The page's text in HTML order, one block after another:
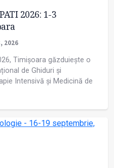
2026: 1-3
2026
Timișoara găzduiește o
de Ghiduri și
Intensivă și Medicină de